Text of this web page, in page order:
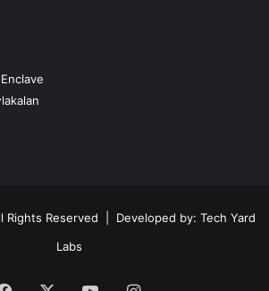
Rights Reserved | Developed by: Tech Yard
Labs